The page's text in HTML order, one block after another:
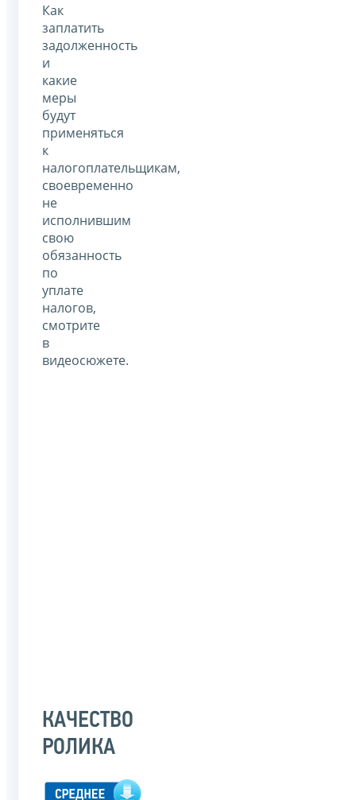
Как
заплатить
задолженность
и
какие
меры
будут
применяться
к
налогоплательщикам,
своевременно
не
исполнившим
свою
обязанность
по
уплате
налогов,
смотрите
в
видеосюжете.
КАЧЕСТВО
РОЛИКА